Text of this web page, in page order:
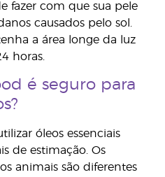
fazer com que sua pele
causados pelo sol.
a área longe da luz
horas.
é seguro para
óleos essenciais
de estimação. Os
animais são diferentes